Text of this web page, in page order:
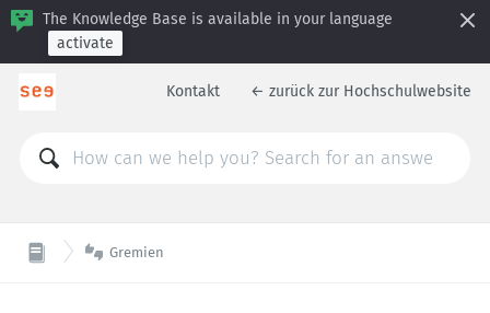
The Knowledge Base is available in your language
activate
Kontakt ← zurück zur Hochschulwebsite
 Gremien